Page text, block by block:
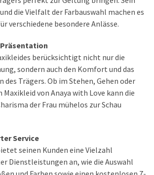
die Vielfalt der Farbauswahl machen es
verschiedene besondere Anlässe.
berücksichtigt nicht nur die
sondern auch den Komfort und das
des Trägers. Ob im Stehen, Gehen oder
Maxikleid von Anaya with Love kann die
der Frau mühelos zur Schau
Service
seinen Kunden eine Vielzahl
Dienstleistungen an, wie die Auswahl